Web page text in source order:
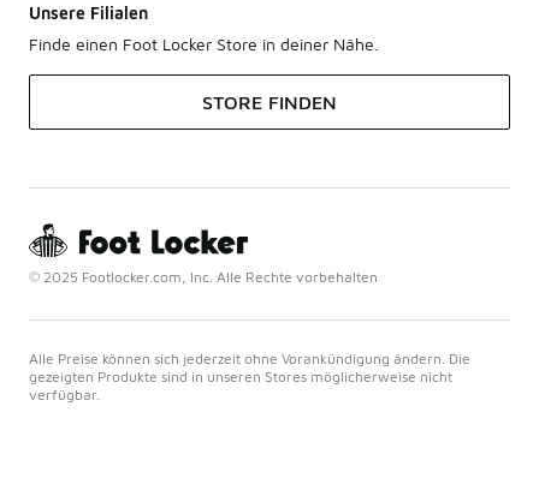
Unsere Filialen
Finde einen Foot Locker Store in deiner Nähe.
STORE FINDEN
© 2025 Footlocker.com, Inc. Alle Rechte vorbehalten
Alle Preise können sich jederzeit ohne Vorankündigung ändern. Die
gezeigten Produkte sind in unseren Stores möglicherweise nicht
verfügbar.